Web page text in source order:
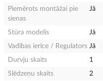
Piemērots montāžai pie
sienas
Jā
Stūra modelis
Jā
Vadības ierīce / Regulators Jā
Durvju skaits
1
Slēdzeņu skaits
2